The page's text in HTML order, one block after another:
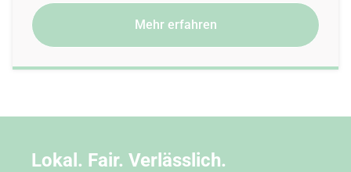
Mehr erfahren
Lokal. Fair. Verlässlich.